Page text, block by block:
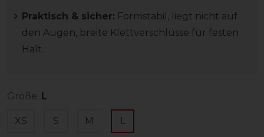
Praktisch & sicher: Formstabil, liegt nicht auf
den Augen, breite Klettverschlüsse für festen
Halt.
Größe: L
XS S M L